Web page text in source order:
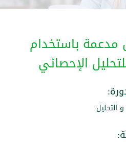
مدعمة باستخدام
التحليل